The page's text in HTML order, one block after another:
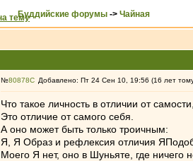
Буддийские форумы -> Чайная
№80878 Добавлено: Пт 24 Сен 10, 19:56 (16 лет
Что такое личность в отличии от
Это отличие от самого себя.
А оно может быть только троичным:
Я, Я Образ и рефлексия отличия
Моего Я нет, оно в Шуньяте, где ничего